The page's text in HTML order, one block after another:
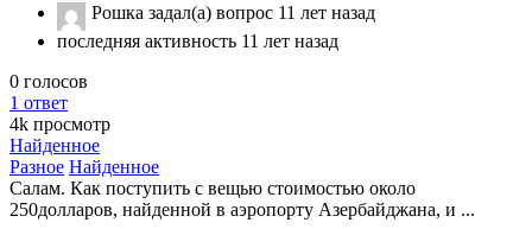
Рошка задал(а) вопрос 11 лет назад
последняя активность 11 лет назад
0 голосов
1 ответ
4k просмотр
Найденное
Разное Найденное
Салам. Как поступить с вещью стоимостью около
250долларов, найденной в аэропорту Азербайджана, и ...